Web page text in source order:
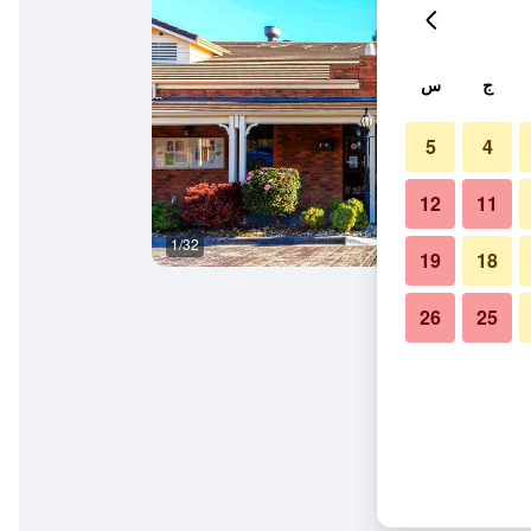
1/32
ج س
4
5
11
12
18
19
25
26